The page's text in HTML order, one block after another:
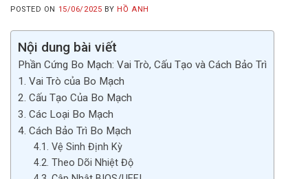
POSTED ON 15/06/2025 BY HỒ ANH
Nội dung bài viết
Phần Cứng Bo Mạch: Vai Trò, Cấu Tạo và Cách Bảo Trì
1. Vai Trò của Bo Mạch
2. Cấu Tạo Của Bo Mạch
3. Các Loại Bo Mạch
4. Cách Bảo Trì Bo Mạch
4.1. Vệ Sinh Định Kỳ
4.2. Theo Dõi Nhiệt Độ